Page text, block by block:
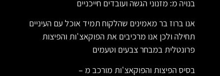
בנויה מ: מזנוני הגשה ועובדים חייכניים
אנו ברוז בר מאמינים שהלקוח תמיד אוכל עם העיניים
תחילה ולכן אנו מרכיבים את הפוקאצ'ות והפיצות
פרונטלית במבחר צבעים וטעמים
בסיס הפיצות והפוקאצ'ות מורכב מ –